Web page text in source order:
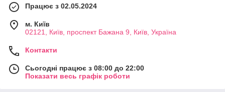
Працює з 02.05.2024
м. Київ
02121, Київ, проспект Бажана 9, Київ, Україна
Контакти
Сьогодні працює з 08:00 до 22:00
Показати весь графік роботи